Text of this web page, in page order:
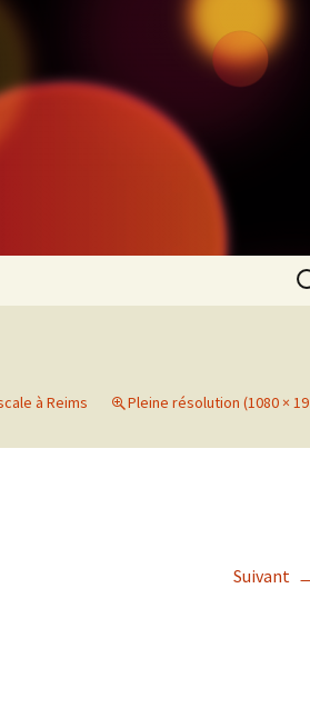
à Reims Pleine résolution (1080 ×
Suivant